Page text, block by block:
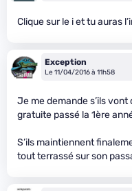
Clique sur le i et tu auras
Exception
Le 11/04/2016 à 11h58
Je me demande s’ils
gratuite passé la 1ère
S’ils maintiennent
tout terrassé sur son